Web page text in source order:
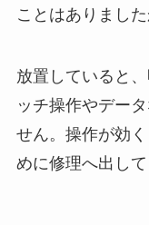
ことはありました
放置していると
ッチ操作やデー
せん。操作が効
めに修理へ出して